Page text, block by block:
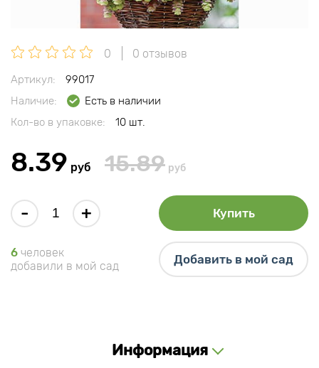
0 0 отзывов
Артикул:
99017
Наличие:
Есть в наличии
Кол-во в упаковке:
10 шт.
8.39 руб 15.89 руб
- + Купить
6 человек
добавили в мой сад
Добавить в мой сад
Информация